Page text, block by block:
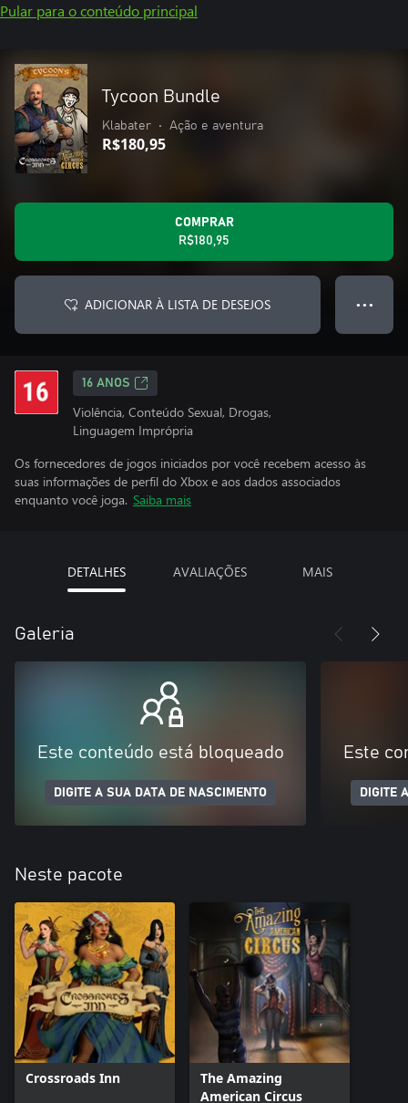
Pular para o conteúdo principal
Tycoon Bundle
Klabater • Ação e aventura
R$180,95
COMPRAR
R$180,95
ADICIONAR À LISTA DE DESEJOS ● ● ●
16 ANOS
Violência, Conteúdo Sexual, Drogas,
Linguagem Imprópria
Os fornecedores de jogos iniciados por você recebem acesso às
suas informações de perfil do Xbox e aos dados associados
enquanto você joga. Saiba mais
DETALHES AVALIAÇÕES MAIS
Galeria
Este conteúdo está bloqueado
DIGITE A SUA DATA DE NASCIMENTO
Este
DIGITE
Neste pacote
Crossroads Inn
The Amazing
American Circus